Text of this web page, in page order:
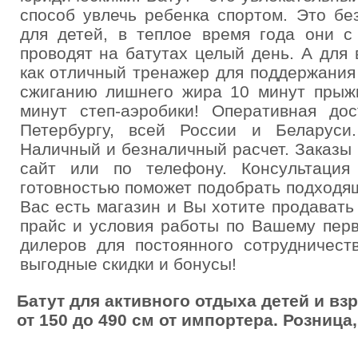
способ увлечь ребенка спортом. Это
для детей, в теплое время года они с
проводят на батутах целый день. А для
как отличный тренажер для
сжиганию лишнего жира 10 минут
минут степ-аэробики! Оперативная
Петербургу, всей России и
Наличный и безналичный расчет.
сайт или по телефону.
готовностью поможет подобрать
Вас есть магазин и Вы хотите
прайс и условия работы по Вашему
дилеров для постоянного
выгодные скидки и бонусы!
Батут для активного отдыха детей и
от 150 до 490 см от импортера.